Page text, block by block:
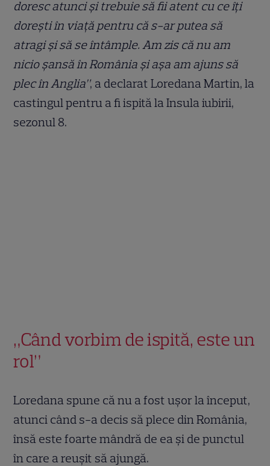
doresc atunci și trebuie să fii atent cu ce îți
dorești în viață pentru că s-ar putea să
atragi și să se întâmple. Am zis că nu am
nicio șansă în România și așa am ajuns să
plec în Anglia”, a declarat Loredana Martin, la
castingul pentru a fi ispită la Insula iubirii,
sezonul 8.
„Când vorbim de ispită, este un
rol”
Loredana spune că nu a fost ușor la început,
atunci când s-a decis să plece din România,
însă este foarte mândră de ea și de punctul
în care a reușit să ajungă.